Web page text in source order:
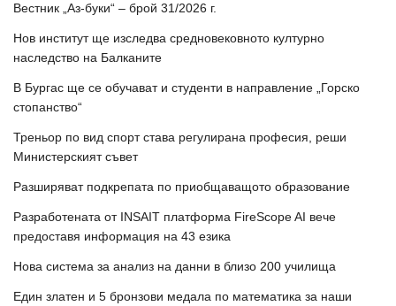
Вестник „Аз-буки“ – брой 31/2026 г.
Нов институт ще изследва средновековното културно
наследство на Балканите
В Бургас ще се обучават и студенти в направление „Горско
стопанство“
Треньор по вид спорт става регулирана професия, реши
Министерският съвет
Разширяват подкрепата по приобщаващото образование
Разработената от INSAIT платформа FireScope AI вече
предоставя информация на 43 езика
Нова система за анализ на данни в близо 200 училища
Един златен и 5 бронзови медала по математика за наши